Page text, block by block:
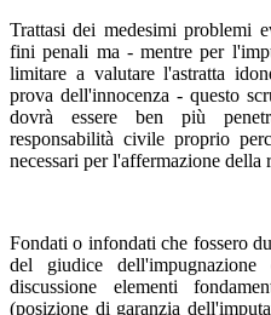
Trattasi dei medesimi problemi
fini penali ma - mentre per
limitare a valutare l'astratta
prova dell'innocenza - questo
dovrà essere ben più
responsabilità civile proprio
necessari per l'affermazione della
Fondati o infondati che fossero
del giudice
discussione elementi
(posizione di garanzia